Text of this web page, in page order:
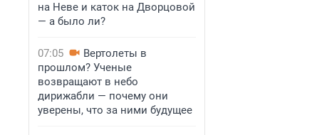
на Неве и каток на Дворцовой
— а было ли?
07:05
Вертолеты в
прошлом? Ученые
возвращают в небо
дирижабли — почему они
уверены, что за ними будущее